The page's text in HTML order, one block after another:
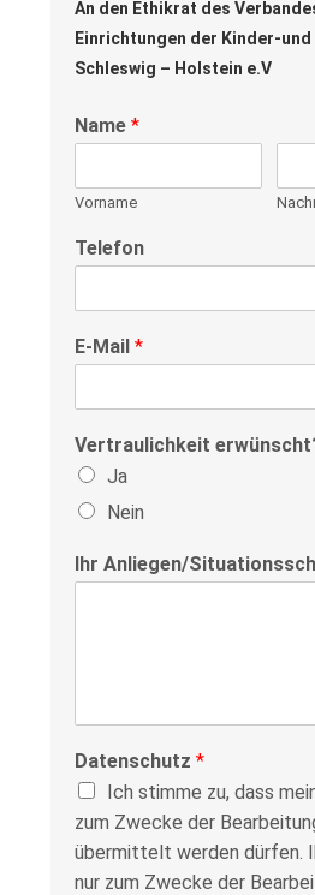
An den Ethikrat des
Einrichtungen der Kinder-
Schleswig – Holstein e.V
Name *
Vorname
Telefon
E-Mail *
Vertraulichkeit
Ja
Nein
Ihr Anliegen/
Datenschutz *
Ich stimme zu, dass
zum Zwecke der
übermittelt werden dürfen.
nur zum Zwecke der